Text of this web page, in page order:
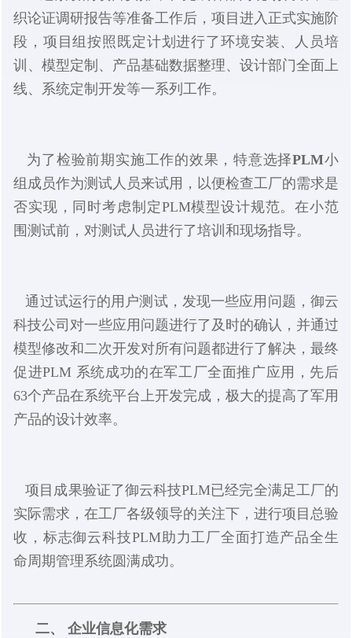
织论证调研报告等准备工作后，项目进入正式实施阶
段，项目组按照既定计划进行了环境安装、人员培
训、模型定制、产品基础数据整理、设计部门全面上
线、系统定制开发等一系列工作。
为了检验前期实施工作的效果，特意选择PLM小
组成员作为测试人员来试用，以便检查工厂的需求是
否实现，同时考虑制定PLM模型设计规范。在小范
围测试前，对测试人员进行了培训和现场指导。
通过试运行的用户测试，发现一些应用问题， 御云
科技公司对一些应用问题进行了及时的确认，并通过
模型修改和二次开发对所有问题都进行了解决，最终
促进PLM 系统成功的在军工厂全面推广应用，先后
63个产品在系统平台上开发完成，极大的提高了军用
产品的设计效率。
项目成果验证了御云科技PLM已经完全满足工厂的
实际需求，在工厂各级领导的关注下，进行项目总验
收，标志御云科技PLM助力工厂全面打造产品全生
命周期管理系统圆满成功。
二、 企业信息化需求